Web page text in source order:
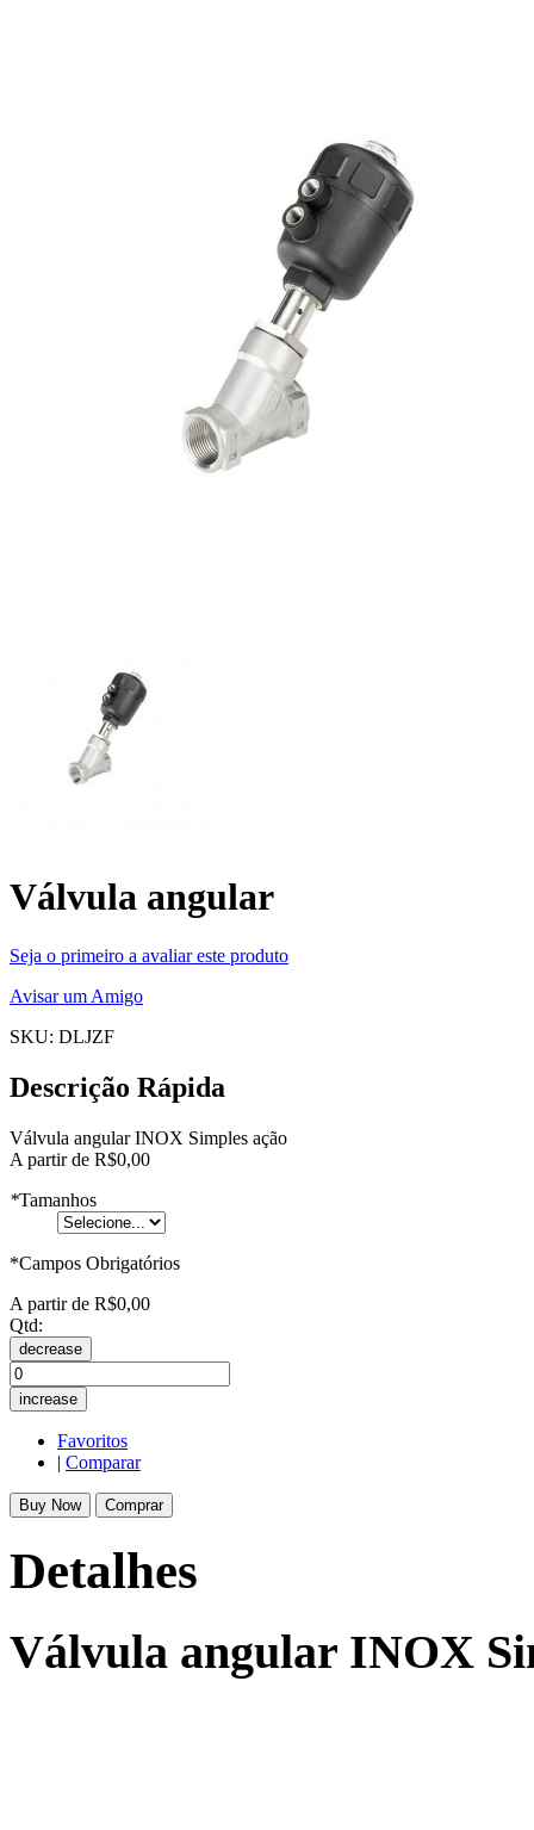
Válvula angular
Seja o primeiro a avaliar este produto
Avisar um Amigo
SKU: DLJZF
Descrição Rápida
Válvula angular INOX Simples ação
A partir de R$0,00
*Tamanhos
*Campos Obrigatórios
A partir de R$0,00
Qtd:
decrease
increase
Favoritos
| Comparar
Buy Now Comprar
Detalhes
Válvula angular INOX